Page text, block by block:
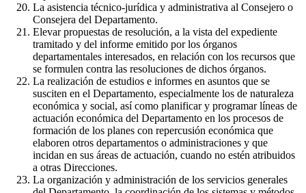
La asistencia técnico-jurídica y administrativa al Consejero o
Consejera del Departamento.
Elevar propuestas de resolución, a la vista del expediente
tramitado y del informe emitido por los órganos
departamentales interesados, en relación con los recursos que
se formulen contra las resoluciones de dichos órganos.
La realización de estudios e informes en asuntos que se
susciten en el Departamento, especialmente los de naturaleza
económica y social, así como planificar y programar líneas de
actuación económica del Departamento en los procesos de
formación de los planes con repercusión económica que
elaboren otros departamentos o administraciones y que
incidan en sus áreas de actuación, cuando no estén atribuidos
a otras Direcciones.
La organización y administración de los servicios generales